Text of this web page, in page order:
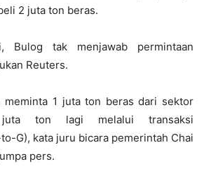
2 juta ton beras.
Bulog tak menjawab permintaan
Reuters.
meminta 1 juta ton beras dari sektor
ton lagi melalui transaksi
G), kata juru bicara pemerintah Chai
pers.